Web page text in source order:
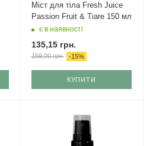
Міст для тіла Fresh Juice
Passion Fruit & Tiare 150 мл
є в наявності
135,15грн.
159,00грн. -15%
КУПИТИ